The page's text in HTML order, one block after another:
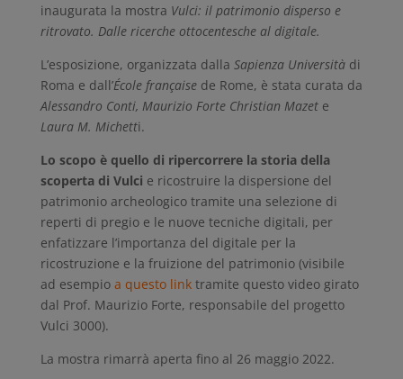
inaugurata la mostra Vulci: il patrimonio disperso e
ritrovato. Dalle ricerche ottocentesche al digitale.
L’esposizione, organizzata dalla Sapienza Universitàdi
Roma e dall’École françaisede Rome, è stata curata da
Alessandro Conti, Maurizio Forte Christian Mazet e
Laura M. Michetti.
Lo scopo è quello di ripercorrere la storia della
scoperta di Vulci e ricostruire la dispersione del
patrimonio archeologico tramite una selezione di
reperti di pregio e le nuove tecniche digitali, per
enfatizzare l’importanza del digitale per la
ricostruzione e la fruizione del patrimonio (visibile
ad esempio a questo linktramite questo video girato
dal Prof. Maurizio Forte, responsabile del progetto
Vulci 3000).
La mostra rimarrà aperta fino al 26 maggio 2022.